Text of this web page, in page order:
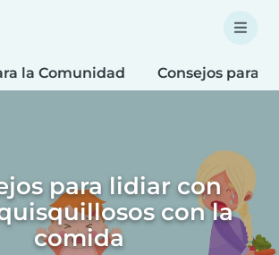
la Comunidad Consejos para
para lidiar con
con la
comida